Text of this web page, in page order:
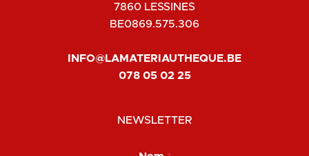
7860 LESSINES
BE0869.575.306
INFO@LAMATERIAUTHEQUE.BE
078 05 02 25
NEWSLETTER